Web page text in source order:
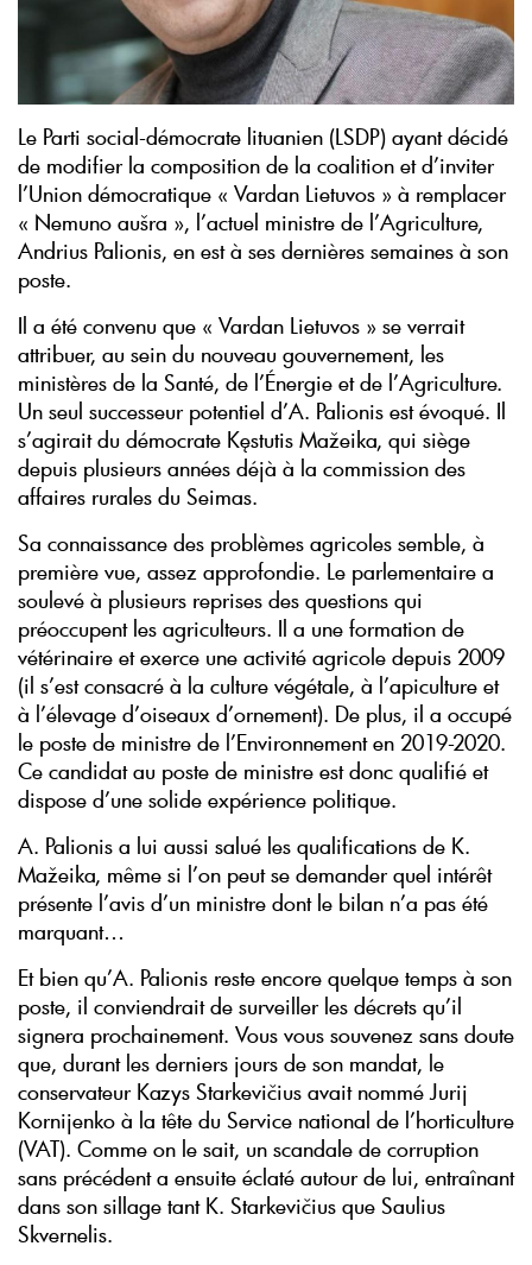
Le Parti social-démocrate lituanien (LSDP) ayant décidé
de modifier la composition de la coalition et d’inviter
l’Union démocratique « Vardan Lietuvos » à remplacer
« Nemuno aušra », l’actuel ministre de l’Agriculture,
Andrius Palionis, en est à ses dernières semaines à son
poste.
Il a été convenu que « Vardan Lietuvos » se verrait
attribuer, au sein du nouveau gouvernement, les
ministères de la Santé, de l’Énergie et de l’Agriculture.
Un seul successeur potentiel d’A. Palionis est évoqué. Il
s’agirait du démocrate Kęstutis Mažeika, qui siège
depuis plusieurs années déjà à la commission des
affaires rurales du Seimas.
Sa connaissance des problèmes agricoles semble, à
première vue, assez approfondie. Le parlementaire a
soulevé à plusieurs reprises des questions qui
préoccupent les agriculteurs. Il a une formation de
vétérinaire et exerce une activité agricole depuis 2009
(il s’est consacré à la culture végétale, à l’apiculture et
à l’élevage d’oiseaux d’ornement). De plus, il a occupé
le poste de ministre de l’Environnement en 2019-2020.
Ce candidat au poste de ministre est donc qualifié et
dispose d’une solide expérience politique.
A. Palionis a lui aussi salué les qualifications de K.
Mažeika, même si l’on peut se demander quel intérêt
présente l’avis d’un ministre dont le bilan n’a pas été
marquant…
Et bien qu’A. Palionis reste encore quelque temps à son
poste, il conviendrait de surveiller les décrets qu’il
signera prochainement. Vous vous souvenez sans doute
que, durant les derniers jours de son mandat, le
conservateur Kazys Starkevičius avait nommé Jurij
Kornijenko à la tête du Service national de l’horticulture
(VAT). Comme on le sait, un scandale de corruption
sans précédent a ensuite éclaté autour de lui, entraînant
dans son sillage tant K. Starkevičius que Saulius
Skvernelis.